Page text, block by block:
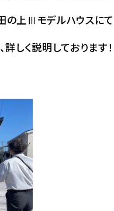
上Ⅲモデルハウスにて
しく説明しております！